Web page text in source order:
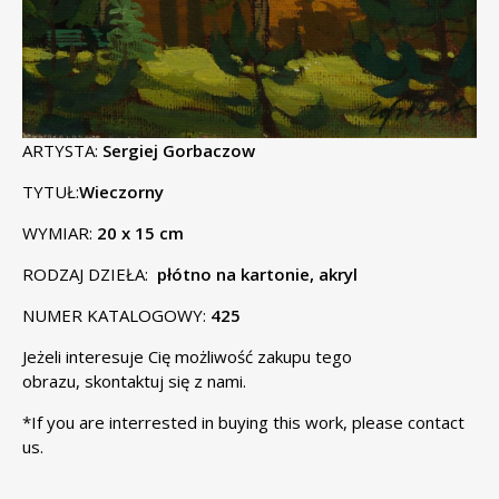
ARTYSTA: Sergiej Gorbaczow
TYTUŁ:Wieczorny
WYMIAR: 20 x 15 cm
RODZAJ DZIEŁA: płótno na kartonie, akryl
NUMER KATALOGOWY: 425
Jeżeli interesuje Cię możliwość zakupu tego
obrazu, skontaktuj się z nami.
*If you are interrested in buying this work, please contact
us.